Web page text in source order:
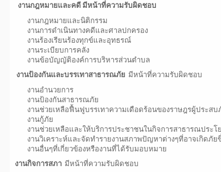
งานกฎหมายและคดี มีหน้าที่ความรับผิดชอบ
งานกฎหมายและนิติกรรม
งานการดำเนินทางคดีและศาลปกครอง
งานร้องเรียนร้องทุกข์และอุทธรณ์
งานระเบียบการคลัง
งานข้อบัญญัติองค์การบริหารส่วนตำบล
งานป้องกันและบรรเทาสาธารณภัย มีหน้าที่ความรับผิดชอบ
งานอำนวยการ
งานป้องกันสาธารณภัย
งานช่วยเหลือฟื้นฟูบรรเทาความเดือดร้อนของราษฎรผู้ประสบ
งานกู้ภัย
งานช่วยเหลือและให้บริการประชาชนในกิจการสาธารณประโ
งานวิเคราะห์และจัดทำรายงานสภาพปัญหาต่างๆที่อาจเกิดภัย
งานอื่นๆที่เกี่ยวข้องหรืองานที่ได้รับมอบหมาย
งานกิจการสภา มีหน้าที่ความรับผิดชอบ